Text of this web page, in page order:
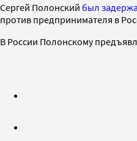
Сергей Полонский был
против предпринимателя в
В России Полонскому